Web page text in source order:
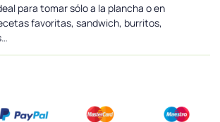
para tomar sólo a la plancha o en
favoritas, sandwich, burritos,